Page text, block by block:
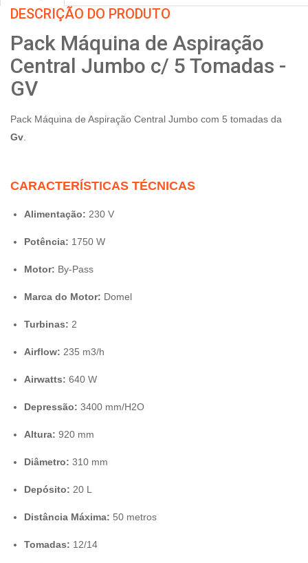
DESCRIÇÃO DO PRODUTO
Pack Máquina de Aspiração
Central Jumbo c/ 5 Tomadas -
GV
Pack Máquina de Aspiração Central Jumbo com 5 tomadas da
Gv
CARACTERÍSTICAS TÉCNICAS
Alimentação: 230 V
Potência: 1750 W
Motor: By-Pass
Marca do Motor: Domel
Turbinas: 2
Airflow: 235 m3/h
Airwatts: 640 W
Depressão: 3400 mm/H2O
Altura: 920 mm
Diâmetro: 310 mm
Depósito: 20 L
Distância Máxima: 50 metros
Tomadas: 12/14